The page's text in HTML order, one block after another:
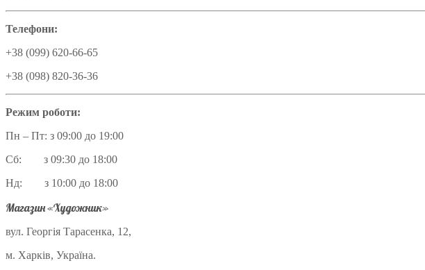
Телефони:
+38 (099) 620-66-65
+38 (098) 820-36-36
Режим роботи:
Пн – Пт: з 09:00 до 19:00
Сб: з 09:30 до 18:00
Нд: з 10:00 до 18:00
Магазин «Художник»
вул. Георгія Тарасенка, 12,
м. Харків, Україна.